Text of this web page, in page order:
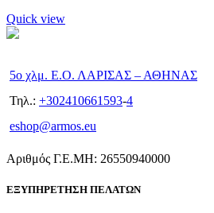
Quick view
5ο χλμ. Ε.Ο. ΛΑΡΙΣΑΣ – ΑΘΗΝΑΣ
Τηλ.: +302410661593-4
eshop@armos.eu
Αριθμός Γ.Ε.ΜΗ: 26550940000
ΕΞΥΠΗΡΕΤΗΣΗ ΠΕΛΑΤΩΝ